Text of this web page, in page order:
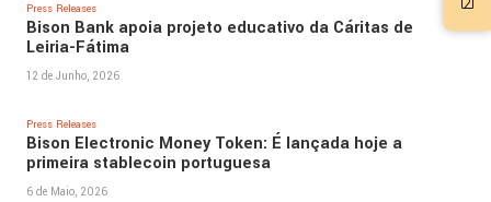
Press Releases
Bison Bank apoia projeto educativo da Cáritas de
Leiria-Fátima
12 de Junho, 2026
Press Releases
Bison Electronic Money Token: É lançada hoje a
primeira stablecoin portuguesa
6 de Maio, 2026